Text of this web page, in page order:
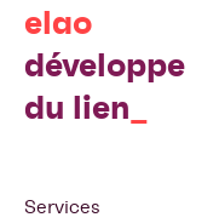
elao
développe
du lien
Services